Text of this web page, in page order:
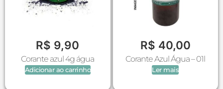
R$ 9,90
Corante azul 4g água
Adicionar ao carrinho
R$ 40,00
Corante Azul Água – 01l
Ler mais